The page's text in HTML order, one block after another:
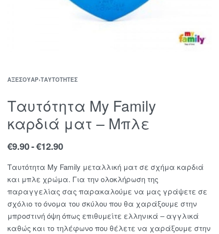
ΑΞΕΣΟΥΆΡ›ΤΑΥΤΌΤΗΤΕΣ
Ταυτότητα My Family
καρδιά ματ – Μπλε
€9.90 €12.90
Ταυτότητα My Family μεταλλική ματ σε σχήμα καρδιά
και μπλε χρώμα. Για την ολοκλήρωση της
παραγγελίας σας παρακαλούμε να μας γράψετε σε
σχόλιο το όνομα του σκύλου που θα χαράξουμε στην
μπροστινή όψη όπως επιθυμείτε ελληνικά – αγγλικά
καθώς και το τηλέφωνο που θέλετε να χαράξουμε στην